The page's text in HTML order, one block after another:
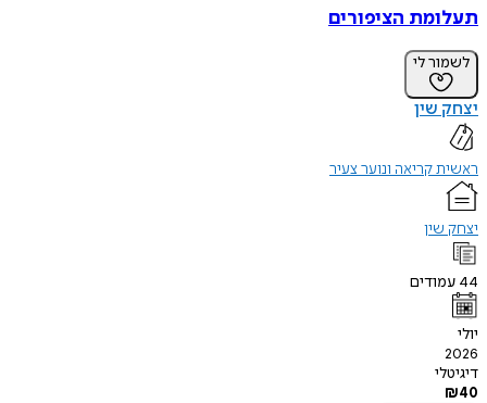
תעלומת הציפורים
לשמור לי
יצחק שין
ראשית קריאה ונוער צעיר
יצחק שין
44 עמודים
יולי
2026
דיגיטלי
₪40